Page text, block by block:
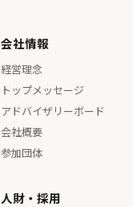
会社情報
経営理念
トップメッセージ
アドバイザリーボード
会社概要
参加団体
人財・採用